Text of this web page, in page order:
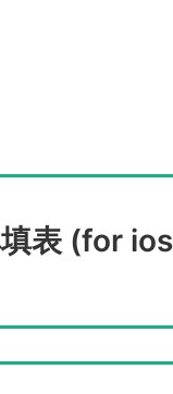
表 (for